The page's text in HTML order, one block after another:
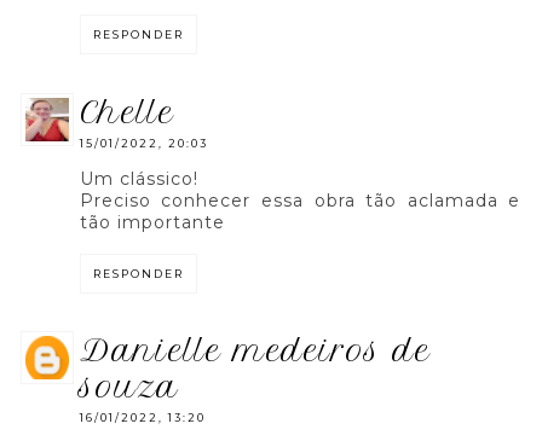
RESPONDER
chelle
15/01/2022, 20:03
Um clássico!
Preciso conhecer essa obra tão aclamada e
tão importante
RESPONDER
danielle medeiros de
souza
16/01/2022, 13:20